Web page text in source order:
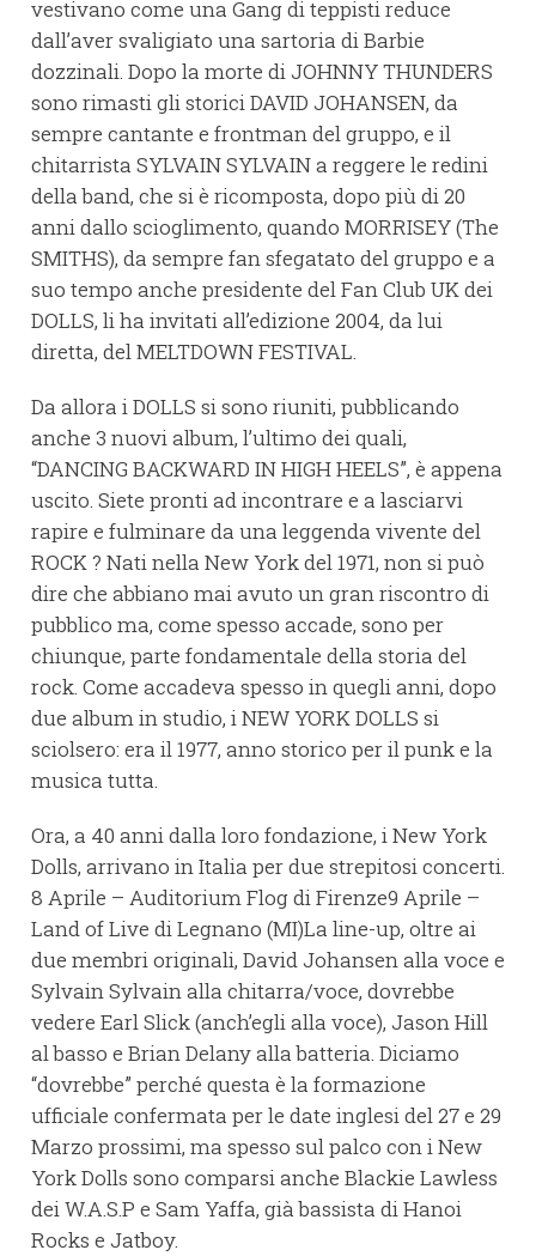
vestivano come una Gang di teppisti reduce
dall’aver svaligiato una sartoria di Barbie
dozzinali. Dopo la morte di JOHNNY THUNDERS
sono rimasti gli storici DAVID JOHANSEN, da
sempre cantante e frontman del gruppo, e il
chitarrista SYLVAIN SYLVAIN a reggere le redini
della band, che si è ricomposta, dopo più di 20
anni dallo scioglimento, quando MORRISEY (The
SMITHS), da sempre fan sfegatato del gruppo e a
suo tempo anche presidente del Fan Club UK dei
DOLLS, li ha invitati all’edizione 2004, da lui
diretta, del MELTDOWN FESTIVAL.
Da allora i DOLLS si sono riuniti, pubblicando
anche 3 nuovi album, l’ultimo dei quali,
“DANCING BACKWARD IN HIGH HEELS”, è appena
uscito. Siete pronti ad incontrare e a lasciarvi
rapire e fulminare da una leggenda vivente del
ROCK ? Nati nella New York del 1971, non si può
dire che abbiano mai avuto un gran riscontro di
pubblico ma, come spesso accade, sono per
chiunque, parte fondamentale della storia del
rock. Come accadeva spesso in quegli anni, dopo
due album in studio, i NEW YORK DOLLS si
sciolsero: era il 1977, anno storico per il punk e la
musica tutta.
Ora, a 40 anni dalla loro fondazione, i New York
Dolls, arrivano in Italia per due strepitosi concerti.
8 Aprile – Auditorium Flog di Firenze9 Aprile –
Land of Live di Legnano (MI)La line-up, oltre ai
due membri originali, David Johansen alla voce e
Sylvain Sylvain alla chitarra/voce, dovrebbe
vedere Earl Slick (anch’egli alla voce), Jason Hill
al basso e Brian Delany alla batteria. Diciamo
“dovrebbe” perché questa è la formazione
ufficiale confermata per le date inglesi del 27 e 29
Marzo prossimi, ma spesso sul palco con i New
York Dolls sono comparsi anche Blackie Lawless
dei W.A.S.P e Sam Yaffa, già bassista di Hanoi
Rocks e Jatboy.